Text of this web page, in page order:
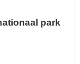
park